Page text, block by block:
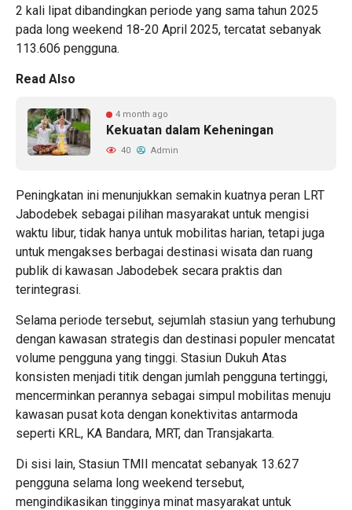
2 kali lipat dibandingkan periode yang sama tahun 2025
pada long weekend 18-20 April 2025, tercatat sebanyak
113.606 pengguna.
Read Also
4 month ago
Kekuatan dalam Keheningan
40 Admin
Peningkatan ini menunjukkan semakin kuatnya peran LRT
Jabodebek sebagai pilihan masyarakat untuk mengisi
waktu libur, tidak hanya untuk mobilitas harian, tetapi juga
untuk mengakses berbagai destinasi wisata dan ruang
publik di kawasan Jabodebek secara praktis dan
terintegrasi.
Selama periode tersebut, sejumlah stasiun yang terhubung
dengan kawasan strategis dan destinasi populer mencatat
volume pengguna yang tinggi. Stasiun Dukuh Atas
konsisten menjadi titik dengan jumlah pengguna tertinggi,
mencerminkan perannya sebagai simpul mobilitas menuju
kawasan pusat kota dengan konektivitas antarmoda
seperti KRL, KA Bandara, MRT, dan Transjakarta.
Di sisi lain, Stasiun TMII mencatat sebanyak 13.627
pengguna selama long weekend tersebut,
mengindikasikan tingginya minat masyarakat untuk